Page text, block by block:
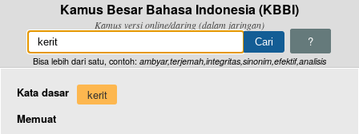
Kamus Besar Bahasa Indonesia (KBBI)
Kamus versi online/daring (dalam jaringan)
?
Bisa lebih dari satu, contoh: ambyar,terjemah,integritas,sinonim,efektif,analisis
Kata dasar
kerit
Memuat